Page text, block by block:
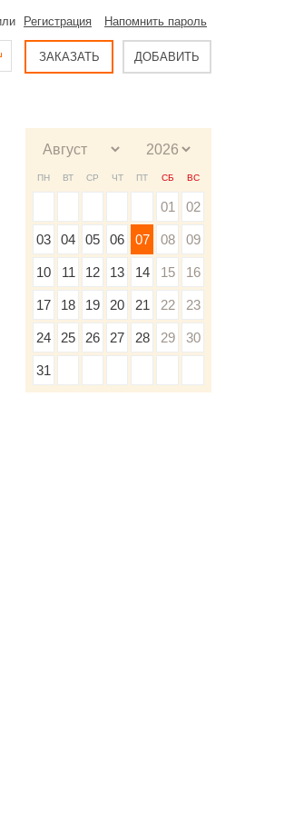
Регистрация Напомнить пароль
ЗАКАЗАТЬ ДОБАВИТЬ
ПН ВТ СР ЧТ ПТ СБ ВС
01 02
03 04 05 06 07 08 09
10 11 12 13 14 15 16
17 18 19 20 21 22 23
24 25 26 27 28 29 30
31